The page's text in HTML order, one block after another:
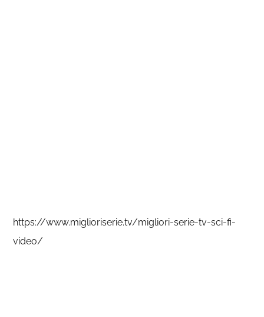
https://www.miglioriserie.tv/migliori-serie-tv-sci-fi-
video/